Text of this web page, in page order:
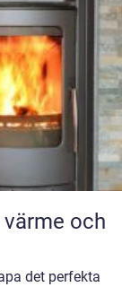
det perfekta